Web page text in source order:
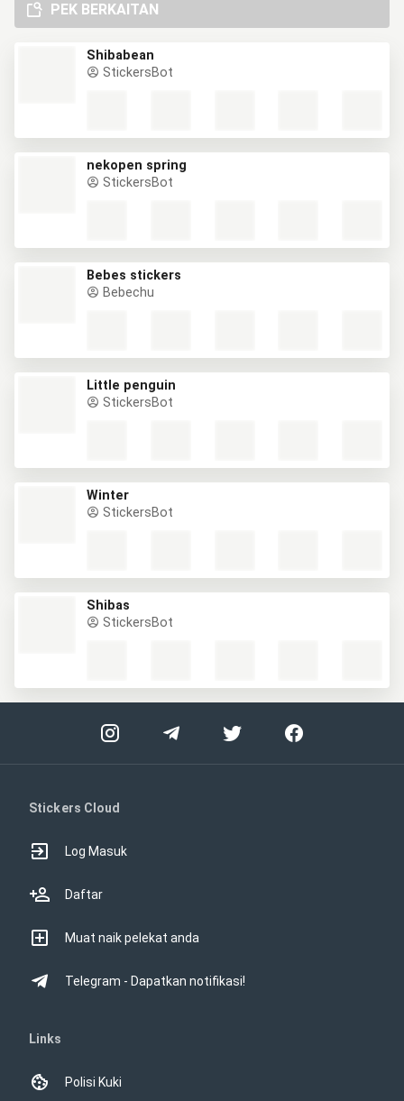
PEK BERKAITAN
Shibabean
StickersBot
nekopen spring
StickersBot
Bebes stickers
Bebechu
Little penguin
StickersBot
Winter
StickersBot
Shibas
StickersBot
Stickers Cloud
Log Masuk
Daftar
Muat naik pelekat anda
Telegram - Dapatkan notifikasi!
Links
Polisi Kuki